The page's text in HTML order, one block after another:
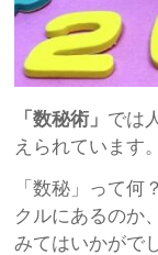
「数秘術」 では
えられています。
「数秘」って何
クルにあるのか
みてはいかがで